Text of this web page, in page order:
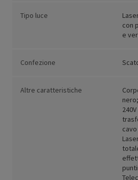
Tipo luce
con
e
Confezione
Altre caratteristiche